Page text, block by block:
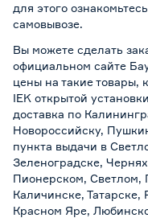
для этого
самовывозе.
Вы можете сделать
официальном сайте
цены на такие товары,
IEK открытой
доставка по
Новороссийску,
пункта выдачи в
Зеленоградске,
Пионерском, Светлом,
Каличинске,
Красном Яре,